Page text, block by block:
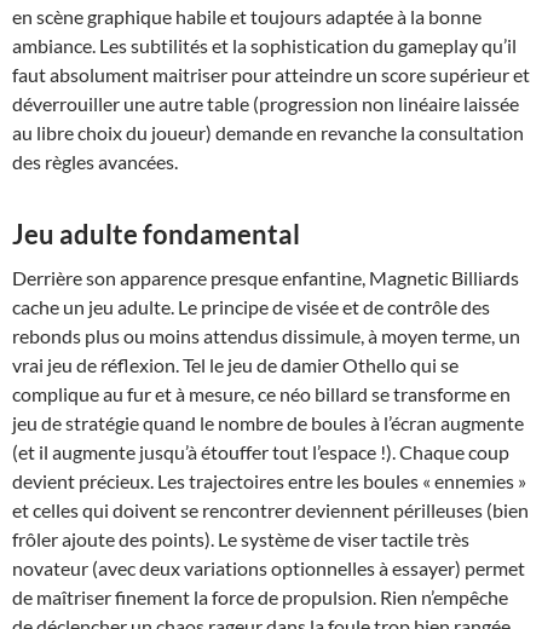
en scène graphique habile et toujours adaptée à la bonne
ambiance. Les subtilités et la sophistication du gameplay qu’il
faut absolument maitriser pour atteindre un score supérieur et
déverrouiller une autre table (progression non linéaire laissée
au libre choix du joueur) demande en revanche la consultation
des règles avancées.
Jeu adulte fondamental
Derrière son apparence presque enfantine, Magnetic Billiards
cache un jeu adulte. Le principe de visée et de contrôle des
rebonds plus ou moins attendus dissimule, à moyen terme, un
vrai jeu de réflexion. Tel le jeu de damier Othello qui se
complique au fur et à mesure, ce néo billard se transforme en
jeu de stratégie quand le nombre de boules à l’écran augmente
(et il augmente jusqu’à étouffer tout l’espace !). Chaque coup
devient précieux. Les trajectoires entre les boules « ennemies »
et celles qui doivent se rencontrer deviennent périlleuses (bien
frôler ajoute des points). Le système de viser tactile très
novateur (avec deux variations optionnelles à essayer) permet
de maîtriser finement la force de propulsion. Rien n’empêche